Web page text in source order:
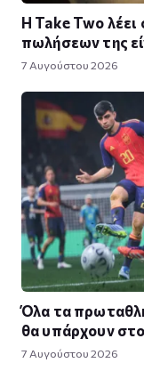
Η Take Twο
πωλήσεων της
7 Αυγούστου 2026
Όλα τα
θα υπάρχουν
7 Αυγούστου 2026